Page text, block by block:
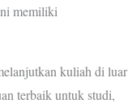
memiliki
kuliah di luar
terbaik untuk studi,